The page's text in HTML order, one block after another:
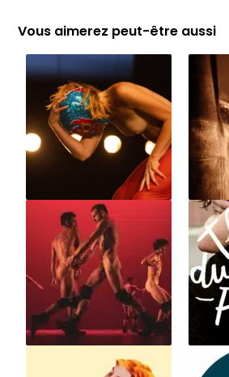
Vous aimerez peut-être aussi